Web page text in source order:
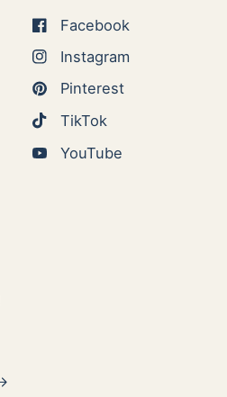
Facebook
Instagram
Pinterest
TikTok
YouTube